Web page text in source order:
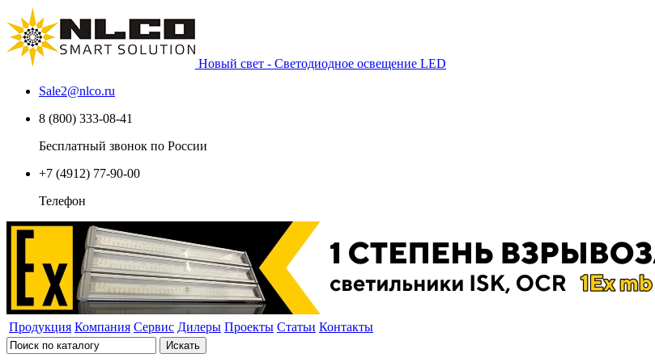
Новый свет - Светодиодное освещение LED
Sale2@nlco.ru
8 (800) 333-08-41
Бесплатный звонок по России
+7 (4912) 77-90-00
Телефон
Продукция Компания Сервис Дилеры Проекты Статьи Контакты